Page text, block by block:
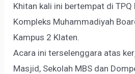
Khitan kali ini bertempat di
Kompleks Muhammadiyah
Kampus 2 Klaten.
Acara ini terselenggara atas
Masjid, Sekolah MBS dan